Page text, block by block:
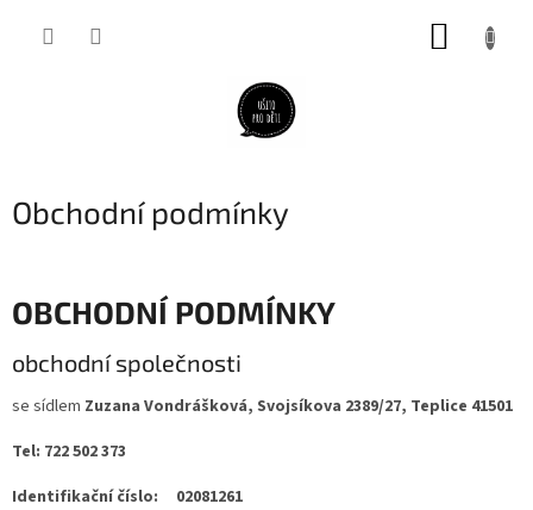
Obchodní podmínky
OBCHODNÍ PODMÍNKY
obchodní společnosti
se sídlem Zuzana Vondrášková, Svojsíkova 2389/27, Teplice 41501
Tel: 722 502 373
Identifikační číslo: 02081261